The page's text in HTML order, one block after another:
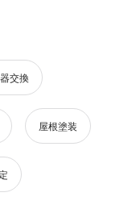
交換
屋根塗装